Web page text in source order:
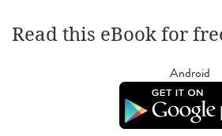
Read this eBook for
Android